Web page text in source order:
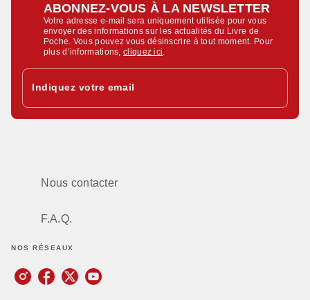
ABONNEZ-VOUS À LA NEWSLETTER
Votre adresse e-mail sera uniquement utilisée pour vous
envoyer des informations sur les actualités du Livre de
Poche. Vous pouvez vous désinscrire à tout moment. Pour
plus d’informations,cliquez ici
Indiquez votre email
Nous contacter
F.A.Q.
NOS RÉSEAUX